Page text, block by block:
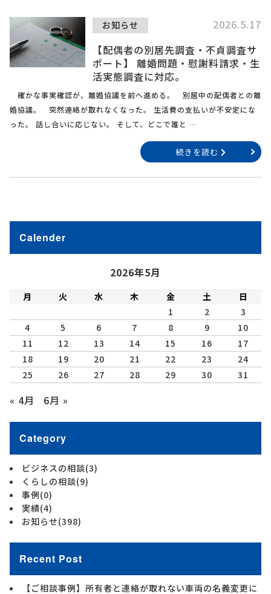
お知らせ
2026.5.17
【配偶者の別居先調査・不貞調査サ
ポート】 離婚問題・慰謝料請求・生
活実態調査に対応。
確かな事実確認が、離婚協議を前へ進める。 別居中の配偶者との離
婚協議。 突然連絡が取れなくなった。 生活費の支払いが不安定にな
った。 話し合いに応じない。 そして、どこで誰と …
続きを読む
Calender
2026年5月
月 火 水 木 金 土
日
1
2
3
4
5 6 7 8 9
10
11
12 13 14 15 16
17
18
19 20 21 22 23
24
25
26 27 28 29 30 31
« 4月 6月 »
Category
ビジネスの相談(3)
くらしの相談(9)
事例(0)
実績(4)
お知らせ(398)
Recent Post
【ご相談事例】所有者と連絡が取れない車両の名義変更に